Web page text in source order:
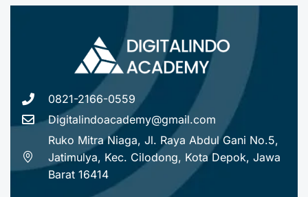
0821-2166-0559
Digitalindoacademy@gmail.com
Ruko Mitra Niaga, Jl. Raya Abdul Gani No.5,
Jatimulya, Kec. Cilodong, Kota Depok, Jawa
Barat 16414